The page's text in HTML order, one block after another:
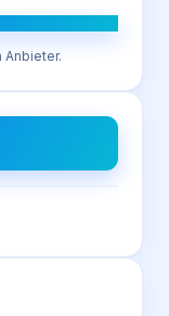
Anbieter.